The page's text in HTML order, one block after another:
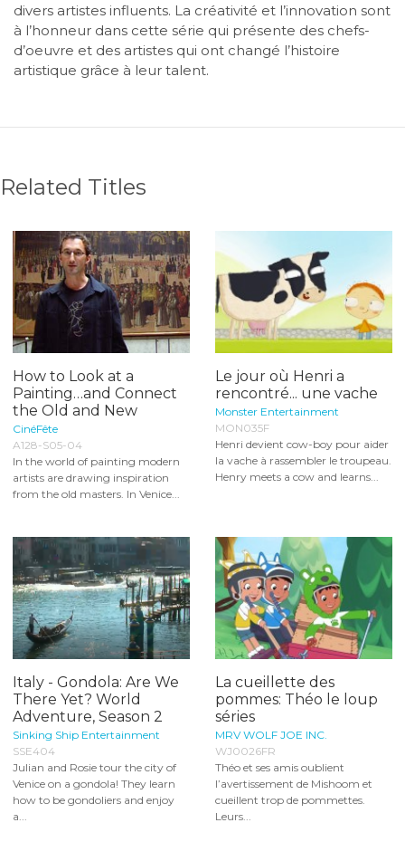
divers artistes influents. La créativité et l’innovation sont
à l’honneur dans cette série qui présente des chefs-
d’oeuvre et des artistes qui ont changé l’histoire
artistique grâce à leur talent.
Related Titles
How to Look at a
Painting…and Connect
the Old and New
CinéFête
A128-S05-04
In the world of painting modern
artists are drawing inspiration
from the old masters. In Venice...
Le jour où Henri a
rencontré... une vache
Monster Entertainment
MON035F
Henri devient cow-boy pour aider
la vache à rassembler le troupeau.
Henry meets a cow and learns...
Italy - Gondola: Are We
There Yet? World
Adventure, Season 2
Sinking Ship Entertainment
SSE404
Julian and Rosie tour the city of
Venice on a gondola! They learn
how to be gondoliers and enjoy
a...
La cueillette des
pommes: Théo le loup
séries
MRV WOLF JOE INC.
WJ0026FR
Théo et ses amis oublient
l’avertissement de Mishoom et
cueillent trop de pommettes.
Leurs...